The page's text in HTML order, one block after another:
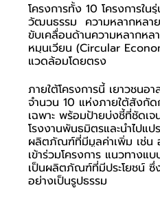
โครงการทั้ง 10 โครงการใ
วัฒนธรรม  ความหลากหลา
ขับเคลื่อนด้านความหลากห
หมุนเวียน (Circular
แวดล้อมโดยตรง
ภายใต้โครงการนี้ เยาวชนอ
จำนวน 10 แห่งภายใต้สังกั
เฉพาะ พร้อมป้ายบ่งชี้ที่ชัดเ
โรงงานพันธมิตรและนำไปแ
ผลิตภัณฑ์ที่มีมูลค่าเพิ่ม เช่น
เข้าร่วมโครงการ แนวทาง
เป็นผลิตภัณฑ์ที่มีประโยชน์ ซึ่
อย่างเป็นรูปธรรม